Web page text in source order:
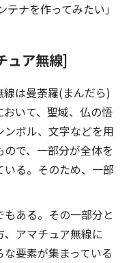
ナを作ってみたい」
ュア無線]
は曼荼羅(まんだら)
いて、聖域、仏の悟
ボル、文字などを用
で、一部分が全体を
る。そのため、一部
ある。その一部分と
、アマチュア無線に
要素が集まっている